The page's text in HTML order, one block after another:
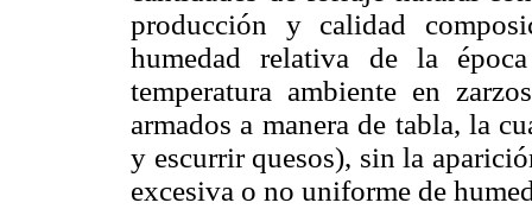
producción y calidad
humedad relativa de la
temperatura ambiente en
armados a manera de tabla, la
y escurrir quesos), sin la
excesiva o no uniforme de